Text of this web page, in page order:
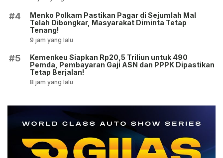
#4
Menko Polkam Pastikan Pagar di Sejumlah Mal
Telah Dibongkar, Masyarakat Diminta Tetap
Tenang!
9 jam yang lalu
#5
Kemenkeu Siapkan Rp20,5 Triliun untuk 490
Pemda, Pembayaran Gaji ASN dan PPPK Dipastikan
Tetap Berjalan!
8 jam yang lalu